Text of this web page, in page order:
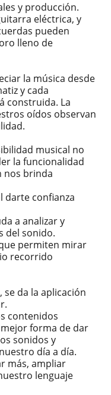
y producción.
eléctrica, y
pueden
lleno de
la música desde
y cada
construida. La
oídos observan
musical no
la funcionalidad
nos brinda
darte confianza
a analizar y
del sonido.
permiten mirar
recorrido
da la aplicación
contenidos
forma de dar
sonidos y
día a día.
más, ampliar
lenguaje